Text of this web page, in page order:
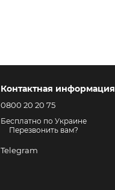
Контактная информация
0800 20 20 75
Бесплатно по Украине
Перезвонить вам?
Telegram